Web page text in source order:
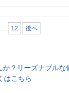
… 12 後へ